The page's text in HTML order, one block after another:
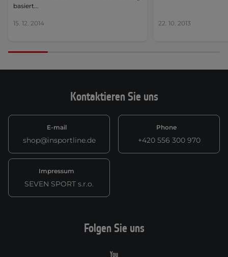
basiert...
15. 12. 2014 22. 10. 2013
Kontaktieren Sie uns
E-mail
shop@insportline.de
Phone
+420 556 300 970
Impressum
SEVEN SPORT s.r.o.
Folgen Sie uns